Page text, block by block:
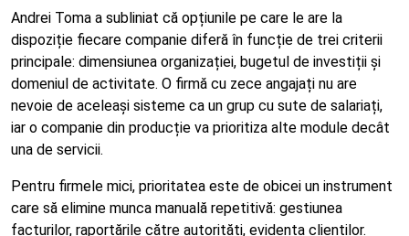
Andrei Toma a subliniat că opțiunile pe care le are la
dispoziție fiecare companie diferă în funcție de trei criterii
principale: dimensiunea organizației, bugetul de investiții și
domeniul de activitate. O firmă cu zece angajați nu are
nevoie de aceleași sisteme ca un grup cu sute de salariați,
iar o companie din producție va prioritiza alte module decât
una de servicii.
Pentru firmele mici, prioritatea este de obicei un instrument
care să elimine munca manuală repetitivă: gestiunea
facturilor, raportările către autorități, evidența clienților.